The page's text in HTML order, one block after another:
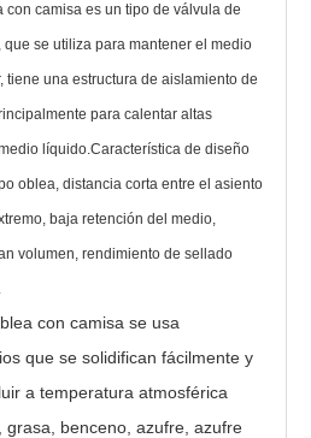
con camisa es un tipo de válvula de
se utiliza para mantener el medio
tiene una estructura de aislamiento de
para calentar altas
líquido.Característica de diseño
oblea, distancia corta entre el asiento
baja retención del medio,
volumen, rendimiento de sellado
con camisa se usa
que se solidifican fácilmente y
a temperatura atmosférica
grasa, benceno, azufre, azufre